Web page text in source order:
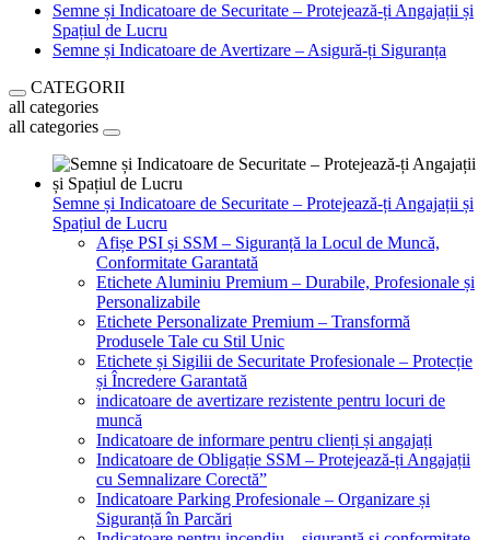
Semne și Indicatoare de Securitate – Protejează-ți Angajații și
Spațiul de Lucru
Semne și Indicatoare de Avertizare – Asigură-ți Siguranța
CATEGORII
all categories
all categories
Semne și Indicatoare de Securitate – Protejează-ți Angajații și
Spațiul de Lucru
Afișe PSI și SSM – Siguranță la Locul de Muncă,
Conformitate Garantată
Etichete Aluminiu Premium – Durabile, Profesionale și
Personalizabile
Etichete Personalizate Premium – Transformă
Produsele Tale cu Stil Unic
Etichete și Sigilii de Securitate Profesionale – Protecție
și Încredere Garantată
indicatoare de avertizare rezistente pentru locuri de
muncă
Indicatoare de informare pentru clienți și angajați
Indicatoare de Obligație SSM – Protejează-ți Angajații
cu Semnalizare Corectă”
Indicatoare Parking Profesionale – Organizare și
Siguranță în Parcări